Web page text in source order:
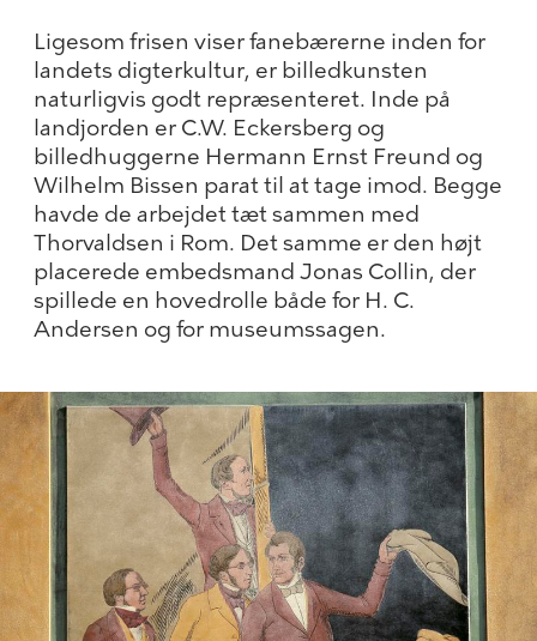
Ligesom frisen viser fanebærerne inden for
landets digterkultur, er billedkunsten
naturligvis godt repræsenteret. Inde på
landjorden er C.W. Eckersberg og
billedhuggerne Hermann Ernst Freund og
Wilhelm Bissen parat til at tage imod. Begge
havde de arbejdet tæt sammen med
Thorvaldsen i Rom. Det samme er den højt
placerede embedsmand Jonas Collin, der
spillede en hovedrolle både for H. C.
Andersen og for museumssagen.